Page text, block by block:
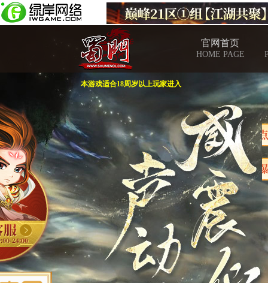
官网首页
HOME PAGE
本游戏适合18周岁以上玩家进入